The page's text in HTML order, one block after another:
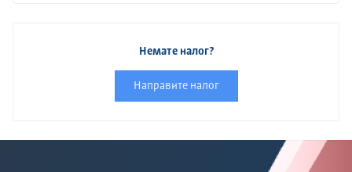
Немате налог?
Направите налог